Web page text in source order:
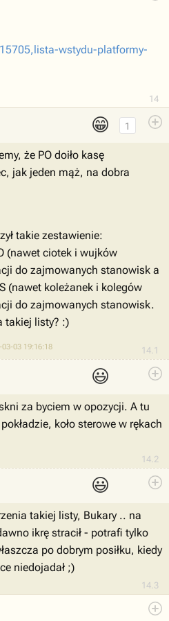
14
wstydu-platformy-
😁
14.1
1
że PO doiło kasę
jak jeden mąż, na dobra
takie zestawienie:
(nawet ciotek i wujków
do zajmowanych stanowisk a
(nawet koleżanek i kolegów
do zajmowanych stanowisk.
takiej listy? :)
03 19:16:18
😃
14.2
za byciem w opozycji. A tu
koło sterowe w rękach
😃
14.3
takiej listy, Bukary .. na
ikrę stracił - potrafi tylko
po dobrym posiłku, kiedy
niedojadał ;)